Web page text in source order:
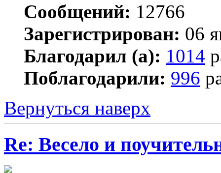
Сообщений: 12766
Зарегистрирован: 06
Благодарил (а): 1014
Поблагодарили: 996
Вернуться наверх
Re: Весело и